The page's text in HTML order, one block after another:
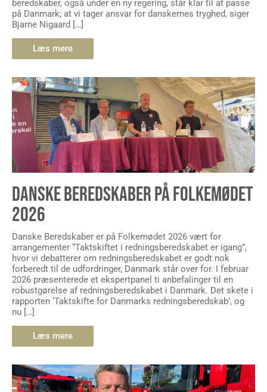
beredskaber, også under en ny regering, står klar til at passe
på Danmark; at vi tager ansvar for danskernes tryghed, siger
Bjarne Nigaard […]
Læs mere
DANSKE BEREDSKABER PÅ FOLKEMØDET
2026
Danske Beredskaber er på Folkemødet 2026 vært for
arrangementer “Taktskiftet i redningsberedskabet er igang”,
hvor vi debatterer om redningsberedskabet er godt nok
forberedt til de udfordringer, Danmark står over for. I februar
2026 præsenterede et ekspertpanel ti anbefalinger til en
robustgørelse af redningsberedskabet i Danmark. Det skete i
rapporten ‘Taktskifte for Danmarks redningsberedskab’, og
nu […]
Læs mere